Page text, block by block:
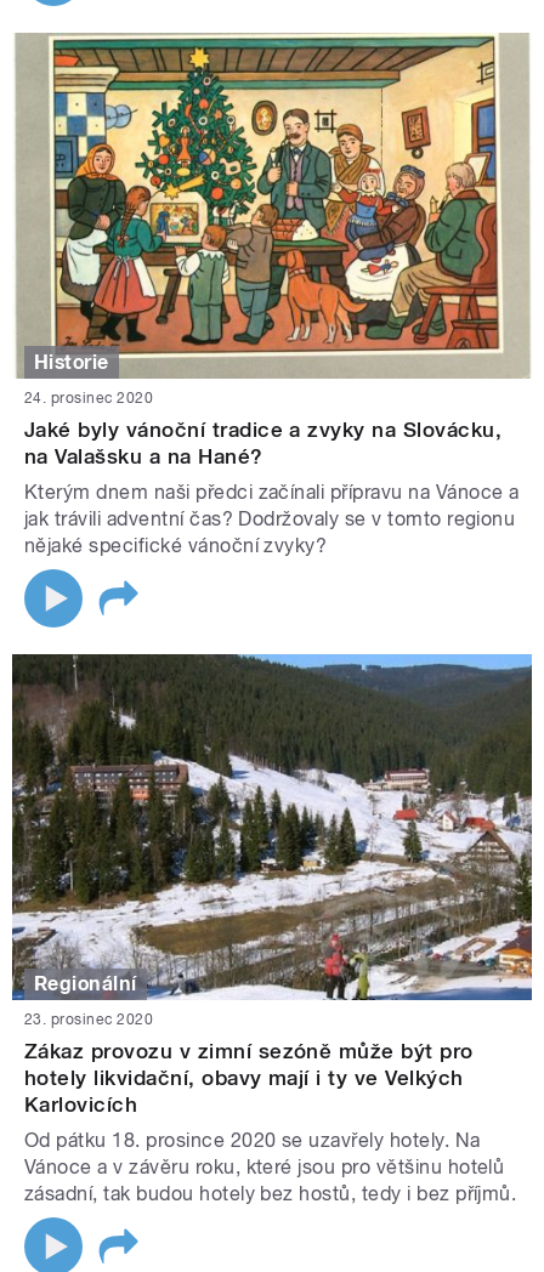
Historie
24. prosinec 2020
Jaké byly vánoční tradice a zvyky na Slovácku,
na Valašsku a na Hané?
Kterým dnem naši předci začínali přípravu na Vánoce a
jak trávili adventní čas? Dodržovaly se v tomto regionu
nějaké specifické vánoční zvyky?
Regionální
23. prosinec 2020
Zákaz provozu v zimní sezóně může být pro
hotely likvidační, obavy mají i ty ve Velkých
Karlovicích
Od pátku 18. prosince 2020 se uzavřely hotely. Na
Vánoce a v závěru roku, které jsou pro většinu hotelů
zásadní, tak budou hotely bez hostů, tedy i bez příjmů.